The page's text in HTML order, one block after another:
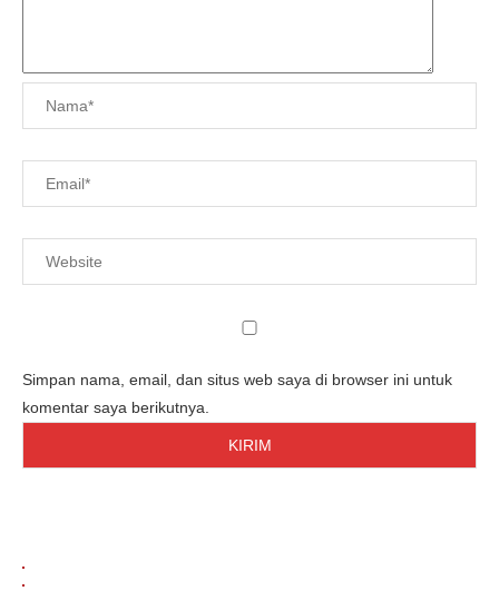
Simpan nama, email, dan situs web saya di browser ini untuk
komentar saya berikutnya.